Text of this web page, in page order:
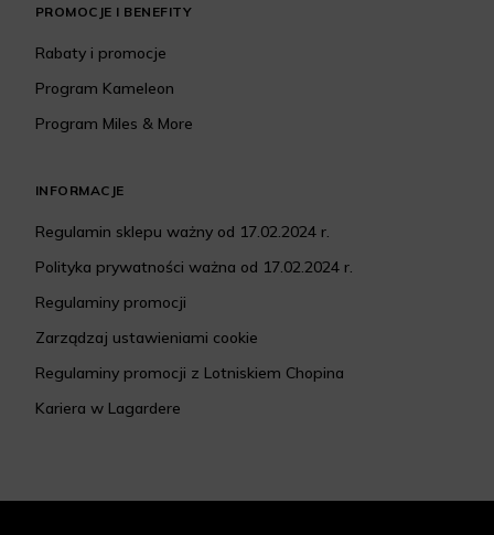
PROMOCJE I BENEFITY
Rabaty i promocje
Program Kameleon
Program Miles & More
INFORMACJE
Regulamin sklepu ważny od 17.02.2024 r.
Polityka prywatności ważna od 17.02.2024 r.
Regulaminy promocji
Zarządzaj ustawieniami cookie
Regulaminy promocji z Lotniskiem Chopina
Kariera w Lagardere